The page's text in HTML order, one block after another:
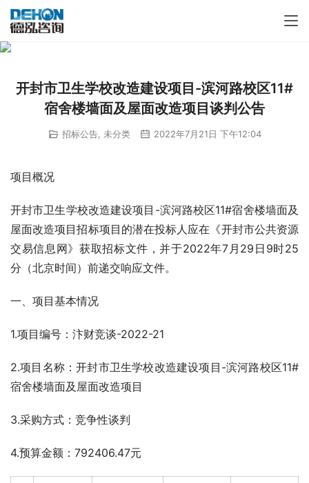
开封市卫生学校改造建设项目-滨河路校区11#
宿舍楼墙面及屋面改造项目谈判公告
招标公告, 未分类 2022年7月21日 下午12:04
项目概况
开封市卫生学校改造建设项目-滨河路校区11#宿舍楼墙面及
屋面改造项目招标项目的潜在投标人应在《开封市公共资源
交易信息网》获取招标文件，并于2022年7月29日9时25
分（北京时间）前递交响应文件。
一、项目基本情况
1.项目编号：汴财竞谈-2022-21
2.项目名称：开封市卫生学校改造建设项目-滨河路校区11#
宿舍楼墙面及屋面改造项目
3.采购方式：竞争性谈判
4.预算金额：792406.47元